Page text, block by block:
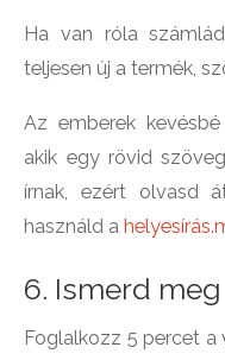
Ha van róla
teljesen új a termék,
Az emberek
akik egy rövid
írnak, ezért olvasd
használd a
6. Ismerd
Foglalkozz 5 percet a